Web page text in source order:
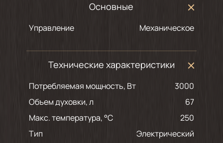
Основные
Управление Механическое
Технические характеристики
Потребляемая мощность, Вт
3000
Объем духовки, л
67
Макс. температура, °С
250
Тип
Электрический